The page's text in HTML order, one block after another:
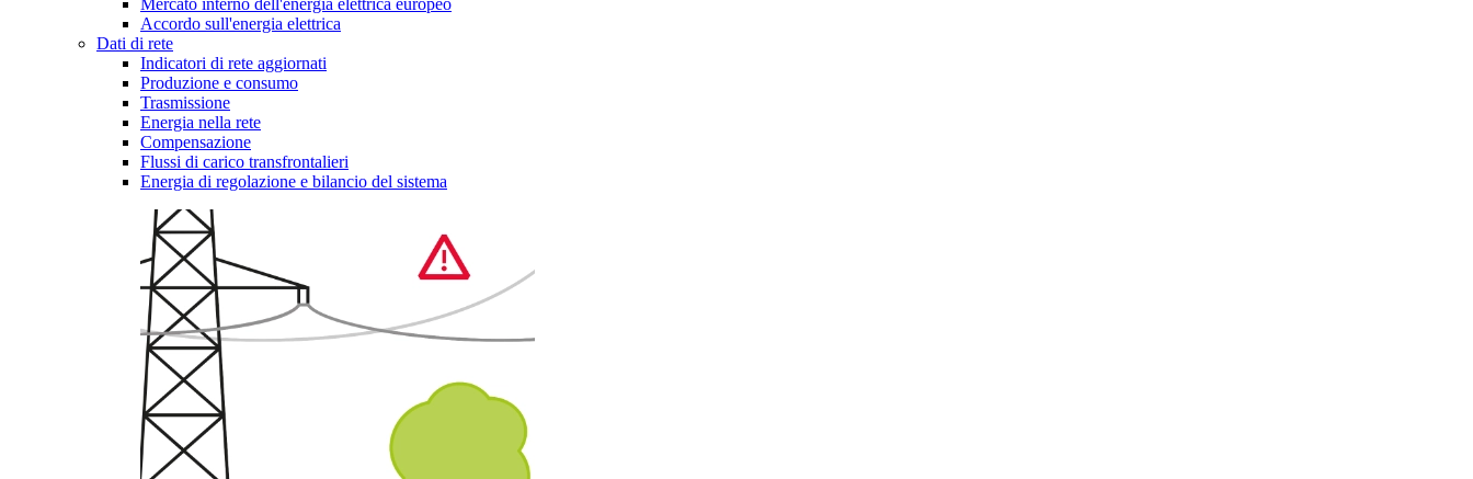
Mercato interno dell'energia elettrica europeo
Accordo sull'energia elettrica
Dati di rete
Indicatori di rete aggiornati
Produzione e consumo
Trasmissione
Energia nella rete
Compensazione
Flussi di carico transfrontalieri
Energia di regolazione e bilancio del sistema